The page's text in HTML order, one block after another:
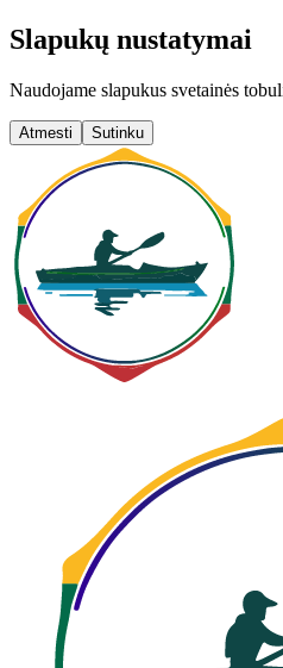
Slapukų nustatymai
Naudojame slapukus svetainės
Atmesti Sutinku